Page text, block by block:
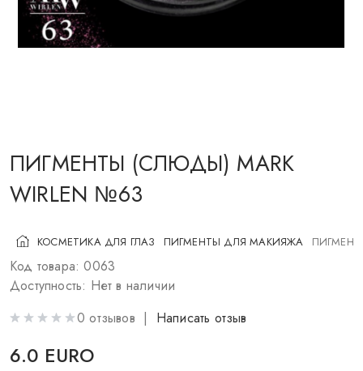
КИСТИ ДЛЯ МАКИЯЖА
ПИГМЕНТЫ (СЛЮДЫ) MARK
WIRLEN №63
КОСМЕТИКА ДЛЯ ГЛАЗ ПИГМЕНТЫ ДЛЯ МАКИЯЖА
Код товара: 0063
Доступность: Нет в наличии
0 отзывов | Написать отзыв
6.0 EURO